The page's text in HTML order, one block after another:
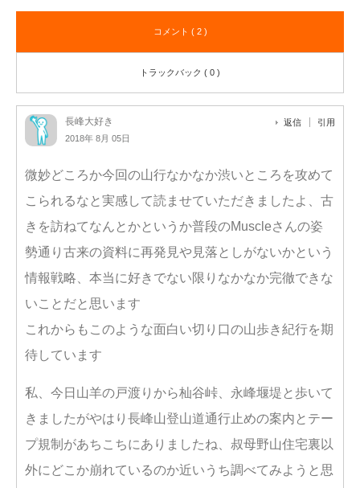
コメント ( 2 )
トラックバック ( 0 )
長峰大好き
2018年 8月 05日
返信 引用
微妙どころか今回の山行なかなか渋いところを攻めて
こられるなと実感して読ませていただきましたよ、古
きを訪ねてなんとかというか普段のMuscleさんの姿
勢通り古来の資料に再発見や見落としがないかという
情報戦略、本当に好きでない限りなかなか完徹できな
いことだと思います
これからもこのような面白い切り口の山歩き紀行を期
待しています
私、今日山羊の戸渡りから杣谷峠、永峰堰堤と歩いて
きましたがやはり長峰山登山道通行止めの案内とテー
プ規制があちこちにありましたね、叔母野山住宅裏以
外にどこか崩れているのか近いうち調べてみようと思